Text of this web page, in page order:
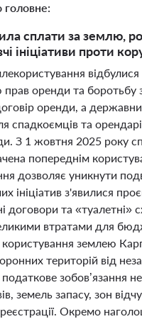
головне:
сплати за землю,
ініціативи проти
прав оренди та
оренди, а
спадкоємців та
З 1 жовтня 2025 року
попереднім
дозволяє уникнути
ініціатив з'явилися
договори та
втратами для
користування землею
територій від
зобов’язання
земель запасу, зон
Окремо